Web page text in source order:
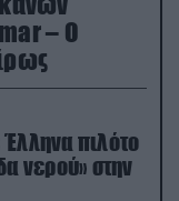
– Ο
πιλότο
νερού» στην